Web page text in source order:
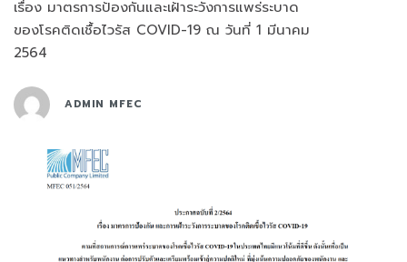
เรื่อง มาตรการป้องกันและเฝ้าระวังการแพร่ระบาด
ของโรคติดเชื้อไวรัส COVID-19 ณ วันที่ 1 มีนาคม
2564
ADMIN MFEC